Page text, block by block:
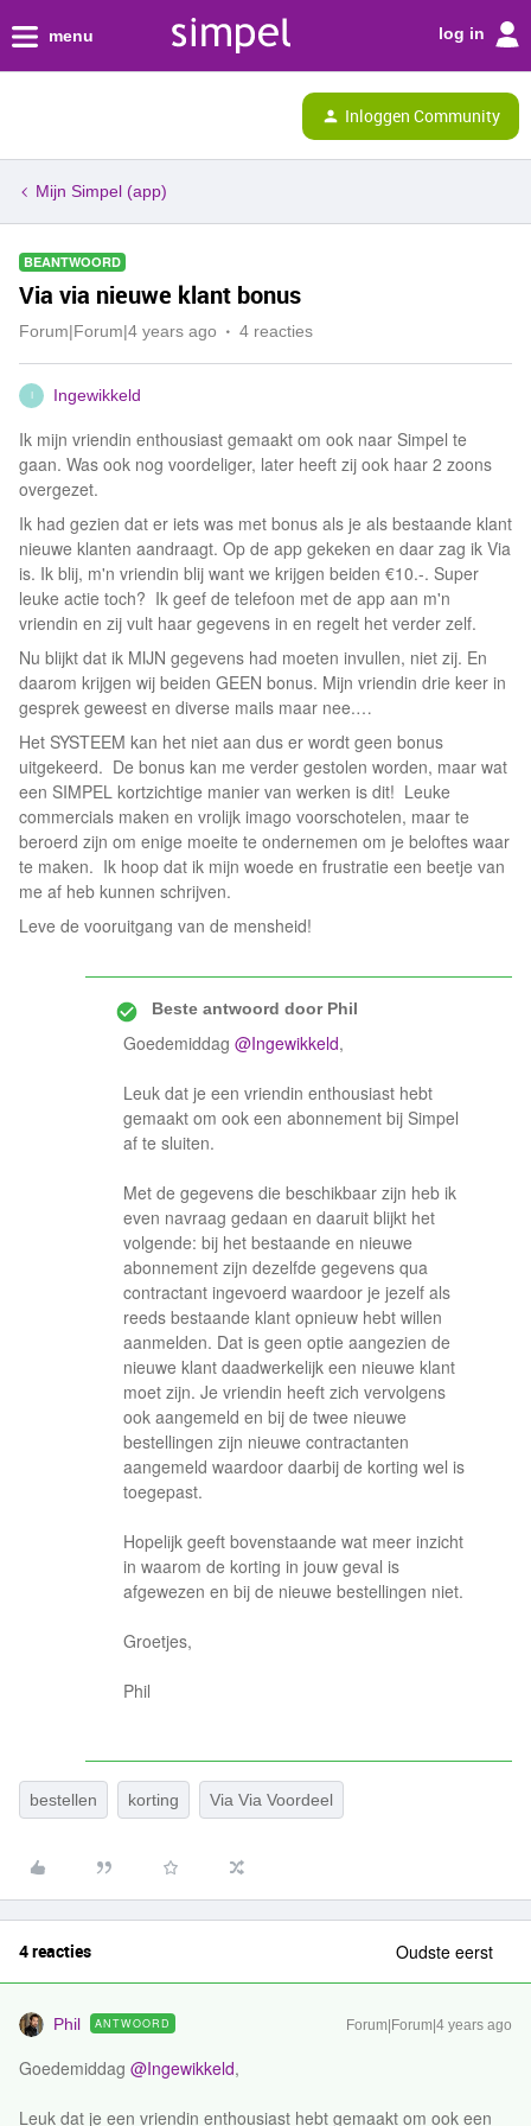
menu log in
Inloggen Community
Mijn Simpel (app)
BEANTWOORD
Via via nieuwe klant bonus
Forum|Forum|4 years ago 4 reacties
I Ingewikkeld
Ik mijn vriendin enthousiast gemaakt om ook naar Simpel te
gaan. Was ook nog voordeliger, later heeft zij ook haar 2 zoons
overgezet.
Ik had gezien dat er iets was met bonus als je als bestaande klant
nieuwe klanten aandraagt. Op de app gekeken en daar zag ik Via
is. Ik blij, m'n vriendin blij want we krijgen beiden €10.-. Super
leuke actie toch? Ik geef de telefoon met de app aan m'n
vriendin en zij vult haar gegevens in en regelt het verder zelf.
Nu blijkt dat ik MIJN gegevens had moeten invullen, niet zij. En
daarom krijgen wij beiden GEEN bonus. Mijn vriendin drie keer in
gesprek geweest en diverse mails maar nee.…
Het SYSTEEM kan het niet aan dus er wordt geen bonus
uitgekeerd. De bonus kan me verder gestolen worden, maar wat
een SIMPEL kortzichtige manier van werken is dit! Leuke
commercials maken en vrolijk imago voorschotelen, maar te
beroerd zijn om enige moeite te ondernemen om je beloftes waar
te maken. Ik hoop dat ik mijn woede en frustratie een beetje van
me af heb kunnen schrijven.
Leve de vooruitgang van de mensheid!
Beste antwoord doorPhil
Goedemiddag @Ingewikkeld,
Leuk dat je een vriendin enthousiast hebt
gemaakt om ook een abonnement bij Simpel
af te sluiten.
Met de gegevens die beschikbaar zijn heb ik
even navraag gedaan en daaruit blijkt het
volgende: bij het bestaande en nieuwe
abonnement zijn dezelfde gegevens qua
contractant ingevoerd waardoor je jezelf als
reeds bestaande klant opnieuw hebt willen
aanmelden. Dat is geen optie aangezien de
nieuwe klant daadwerkelijk een nieuwe klant
moet zijn. Je vriendin heeft zich vervolgens
ook aangemeld en bij de twee nieuwe
bestellingen zijn nieuwe contractanten
aangemeld waardoor daarbij de korting wel is
toegepast.
Hopelijk geeft bovenstaande wat meer inzicht
in waarom de korting in jouw geval is
afgewezen en bij de nieuwe bestellingen niet.
Groetjes,
Phil
bestellen korting Via Via Voordeel
4 reacties Oudste eerst
Phil ANTWOORD Forum|Forum|4 years ago
Goedemiddag @Ingewikkeld,
Leuk dat je een vriendin enthousiast hebt gemaakt om ook een